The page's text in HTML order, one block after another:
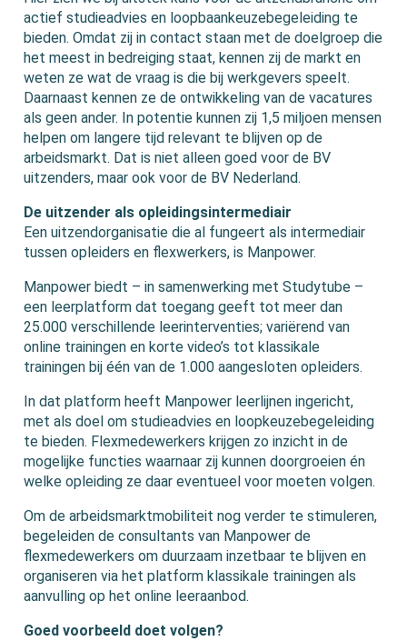
actief studieadvies en loopbaankeuzebegeleiding te
bieden. Omdat zij in contact staan met de doelgroep die
het meest in bedreiging staat, kennen zij de markt en
weten ze wat de vraag is die bij werkgevers speelt.
Daarnaast kennen ze de ontwikkeling van de vacatures
als geen ander. In potentie kunnen zij 1,5 miljoen mensen
helpen om langere tijd relevant te blijven op de
arbeidsmarkt. Dat is niet alleen goed voor de BV
uitzenders, maar ook voor de BV Nederland.
De uitzender als opleidingsintermediair
Een uitzendorganisatie die al fungeert als intermediair
tussen opleiders en flexwerkers, is Manpower.
Manpower biedt – in samenwerking met Studytube –
een leerplatform dat toegang geeft tot meer dan
25.000 verschillende leerinterventies; variërend van
online trainingen en korte video’s tot klassikale
trainingen bij één van de 1.000 aangesloten opleiders.
In dat platform heeft Manpower leerlijnen ingericht,
met als doel om studieadvies en loopkeuzebegeleiding
te bieden. Flexmedewerkers krijgen zo inzicht in de
mogelijke functies waarnaar zij kunnen doorgroeien én
welke opleiding ze daar eventueel voor moeten volgen.
Om de arbeidsmarktmobiliteit nog verder te stimuleren,
begeleiden de consultants van Manpower de
flexmedewerkers om duurzaam inzetbaar te blijven en
organiseren via het platform klassikale trainingen als
aanvulling op het online leeraanbod.
Goed voorbeeld doet volgen?